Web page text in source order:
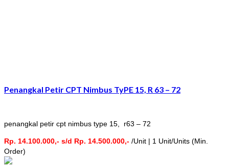
Penangkal Petir CPT Nimbus TyPE 15, R 63 – 72
penangkal petir cpt nimbus type 15, r63 – 72
Rp. 14.100.000,- s/d Rp. 14.500.000,- /Unit | 1 Unit/Units (Min.
Order)